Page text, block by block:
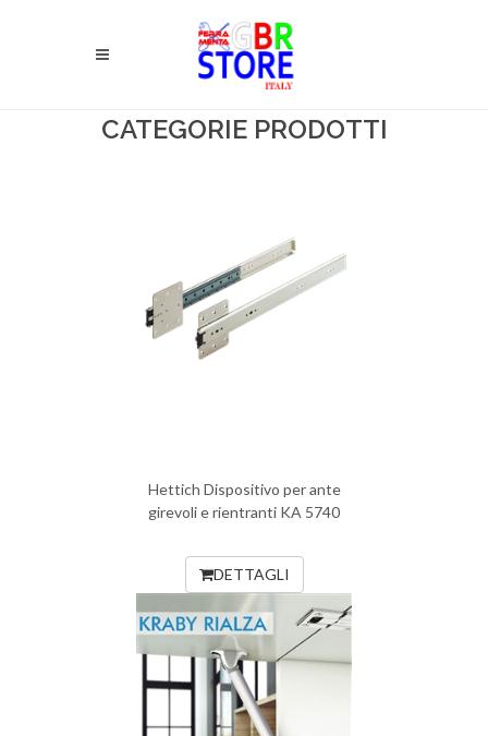
CATEGORIE PRODOTTI
Hettich Dispositivo per ante
girevoli e rientranti KA 5740
DETTAGLI